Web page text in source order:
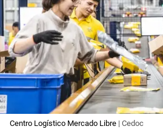
Centro Logístico Mercado Libre | Cedoc